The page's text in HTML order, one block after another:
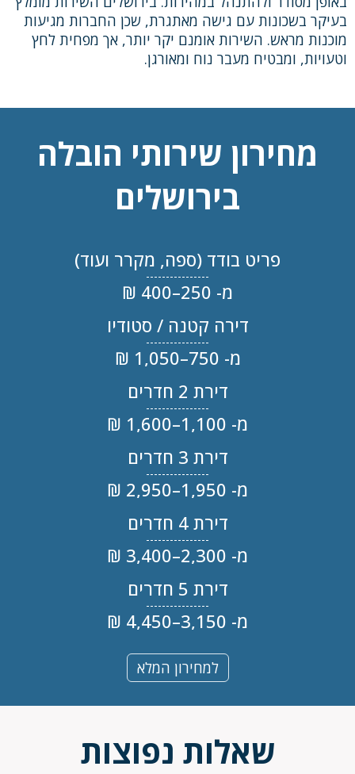
בעיקר בשכונות עם גישה מאתגרת, שכן החברות מגיעות
מוכנות מראש. השירות אומנם יקר יותר, אך מפחית לחץ
וטעויות, ומבטיח מעבר נוח ומאורגן.
מחירון שירותי הובלה
בירושלים
פריט בודד (ספה, מקרר ועוד)
מ- 250–400 ₪
דירה קטנה / סטודיו
מ- 750–1,050 ₪
דירת 2 חדרים
מ- 1,100–1,600 ₪
דירת 3 חדרים
מ- 1,950–2,950 ₪
דירת 4 חדרים
מ- 2,300–3,400 ₪
דירת 5 חדרים
מ- 3,150–4,450 ₪
למחירון המלא
שאלות נפוצות